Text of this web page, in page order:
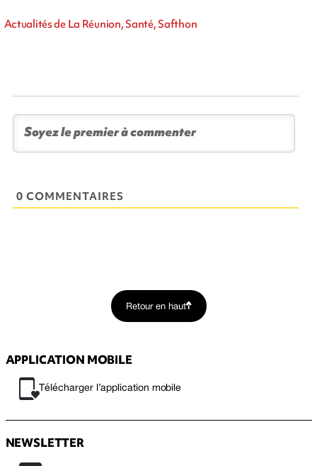
Actualités de La Réunion, Santé, Safthon
0 COMMENTAIRES
Retour en haut
APPLICATION MOBILE
Télécharger l’application mobile
NEWSLETTER